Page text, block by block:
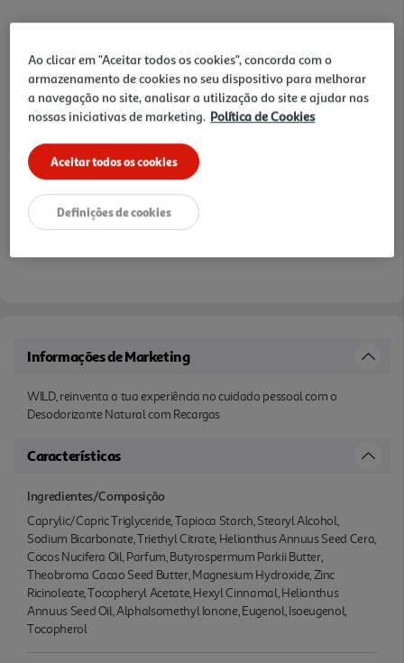
7,99 €
Notas de preparação
Informações de Marketing
WILD, reinventa a tua experiência no cuidado pessoal com o
Desodorizante Natural com Recargas
Características
Ingredientes/Composição
Caprylic/Capric Triglyceride, Tapioca Starch, Stearyl Alcohol,
Sodium Bicarbonate, Triethyl Citrate, Helianthus Annuus Seed Cera,
Cocos Nucifera Oil, Parfum, Butyrospermum Parkii Butter,
Theobroma Cacao Seed Butter, Magnesium Hydroxide, Zinc
Ricinoleate, Tocopheryl Acetate, Hexyl Cinnamal, Helianthus
Annuus Seed Oil, AlphaIsomethyl Ionone, Eugenol, Isoeugenol,
Tocopherol
Ao clicar em "Aceitar todos os cookies", concorda com o
armazenamento de cookies no seu dispositivo para melhorar
a navegação no site, analisar a utilização do site e ajudar nas
nossas iniciativas de marketing. Política de Cookies
Aceitar todos os cookies
Definições de cookies